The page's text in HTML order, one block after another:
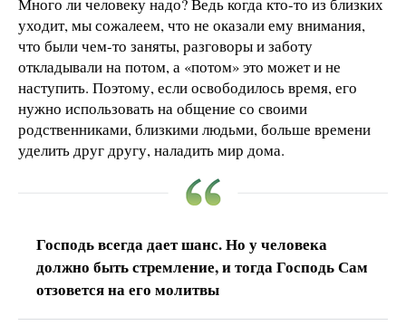
уходит, мы сожалеем, что не оказали ему внимания,
что были чем-то заняты, разговоры и заботу
откладывали на потом, а «потом» это может и не
наступить. Поэтому, если освободилось время, его
нужно использовать на общение со своими
родственниками, близкими людьми, больше времени
уделить друг другу, наладить мир дома.
Господь всегда дает шанс. Но у человека
должно быть стремление, и тогда Господь Сам
отзовется на его молитвы